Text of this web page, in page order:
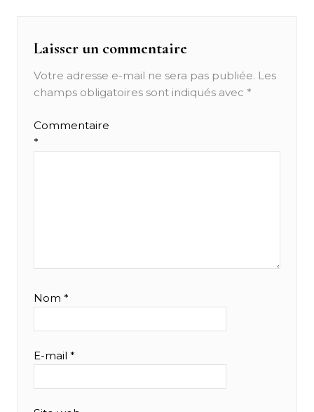
Laisser un commentaire
Votre adresse e-mail ne sera pas publiée. Les
champs obligatoires sont indiqués avec *
Commentaire
*
Nom *
E-mail *